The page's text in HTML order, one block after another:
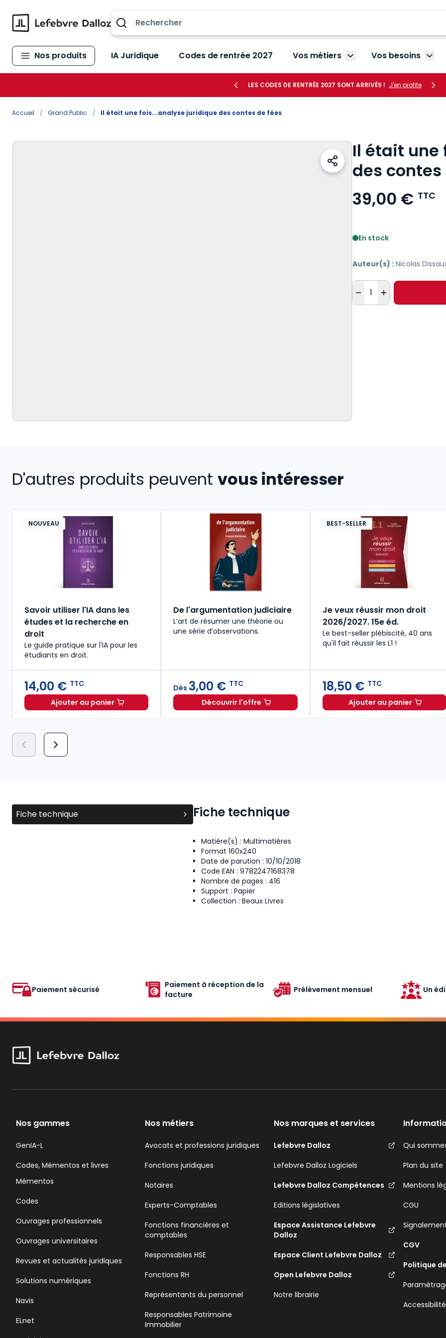
Nos produits IA Juridique Codes de rentrée 2027 Vos métiers Afficher le sous-menu
Vos besoins
LES CODES DE RENTRÉE 2027 SONT ARRIVÉS ! J'en profite
Accueil / Grand Public / Il était une fois...analyse juridique des contes de fées
Il était une
des contes
39,00 € TTC
En stock
Auteur(s) : Nicolas
Quantité
D'autres produits peuvent vous intéresser
NOUVEAU
Savoir utiliser l'IA dans les
études et la recherche en
droit
Le guide pratique sur l'IA pour les
étudiants en droit.
14,00 € TTC
Ajouter au panierSavoir utiliser l'IA dans les études et la recherche en droit à 14,00 € TTC
De l'argumentation judiciaire
L’art de résumer une théorie ou
une série d’observations.
Dès 3,00 € TTC
Découvrir l'offreDe l'argumentation judiciaire à partir deDès3,00 €
BEST-SELLER
Je veux réussir mon droit
2026/2027. 15e éd.
Le best-seller plébiscité, 40 ans
qu'il fait réussir les L1 !
18,50 € TTC
Ajouter au panier
Je veux réussir
Fiche technique Fiche technique
Matière(s) : Multimatières
Format 160x240
Date de parution : 10/10/2018
Code EAN : 9782247168378
Nombre de pages : 416
Support : Papier
Collection : Beaux Livres
Paiement sécurisé
Paiement à réception de la
facture
Prélèvement mensuel Un
Nos gammes
GenIA-L
Codes, Mémentos et livres
Mémentos
Codes
Ouvrages professionnels
Ouvrages universitaires
Revues et actualités juridiques
Solutions numériques
Navis
ELnet
Nos métiers
Avocats et professions juridiques
Fonctions juridiques
Notaires
Experts-Comptables
Fonctions financières et
comptables
Responsables HSE
Fonctions RH
Représentants du personnel
Responsables Patrimoine
Immobilier
Nos marques et services
Lefebvre Dalloz
Lefebvre Dalloz Logiciels
Lefebvre Dalloz Compétences
Editions législatives
Espace Assistance Lefebvre
Dalloz
Espace Client Lefebvre Dalloz
Open Lefebvre Dalloz
Notre librairie
Qui
Plan du site
Mentions
CGU
CGV
Politique